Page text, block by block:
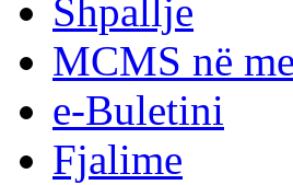
Shpallje
MCMS në
e-Buletini
Fjalime